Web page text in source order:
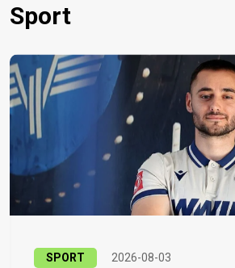
Sport
SPORT 2026-08-03